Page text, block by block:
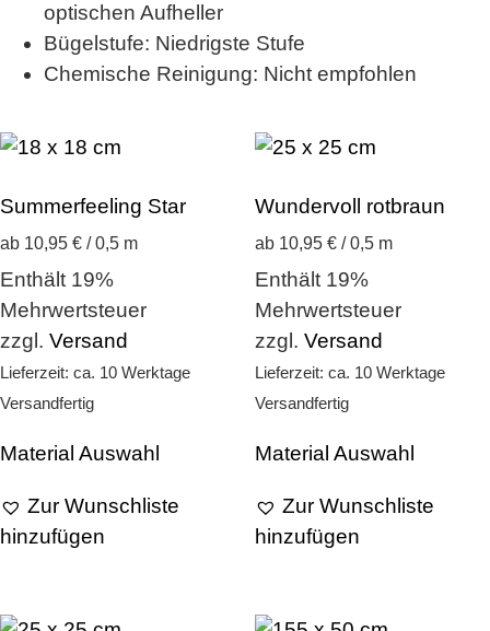
optischen Aufheller
Bügelstufe: Niedrigste Stufe
Chemische Reinigung: Nicht empfohlen
Summerfeeling Star
ab 10,95 € / 0,5 m
Enthält 19%
Mehrwertsteuer
zzgl. Versand
Lieferzeit: ca. 10 Werktage
Versandfertig
Material Auswahl
Zur Wunschliste
hinzufügen
Wundervoll rotbraun
ab 10,95 € / 0,5 m
Enthält 19%
Mehrwertsteuer
zzgl. Versand
Lieferzeit: ca. 10 Werktage
Versandfertig
Material Auswahl
Zur Wunschliste
hinzufügen